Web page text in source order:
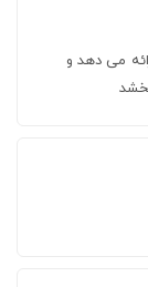
می دهد و